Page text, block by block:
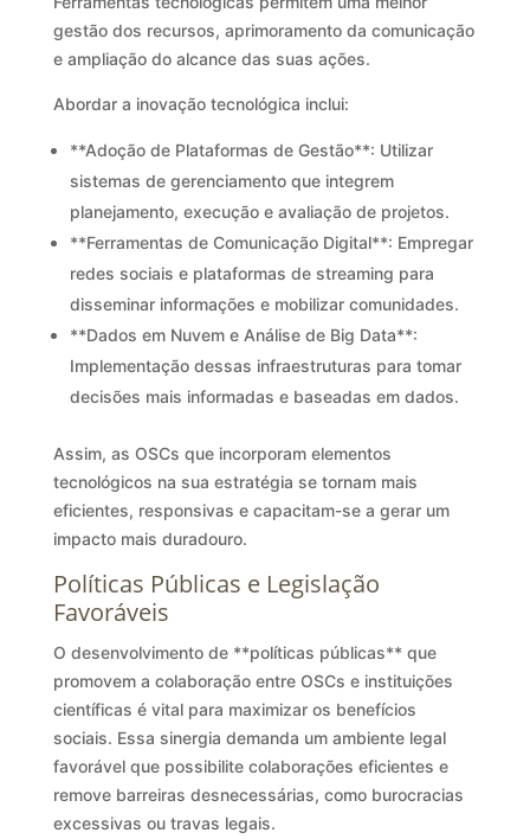
gestão dos recursos, aprimoramento da comunicação
e ampliação do alcance das suas ações.
Abordar a inovação tecnológica inclui:
**Adoção de Plataformas de Gestão**: Utilizar
sistemas de gerenciamento que integrem
planejamento, execução e avaliação de projetos.
**Ferramentas de Comunicação Digital**: Empregar
redes sociais e plataformas de streaming para
disseminar informações e mobilizar comunidades.
**Dados em Nuvem e Análise de Big Data**:
Implementação dessas infraestruturas para tomar
decisões mais informadas e baseadas em dados.
Assim, as OSCs que incorporam elementos
tecnológicos na sua estratégia se tornam mais
eficientes, responsivas e capacitam-se a gerar um
impacto mais duradouro.
Políticas Públicas e Legislação
Favoráveis
O desenvolvimento de **políticas públicas** que
promovem a colaboração entre OSCs e instituições
científicas é vital para maximizar os benefícios
sociais. Essa sinergia demanda um ambiente legal
favorável que possibilite colaborações eficientes e
remove barreiras desnecessárias, como burocracias
excessivas ou travas legais.